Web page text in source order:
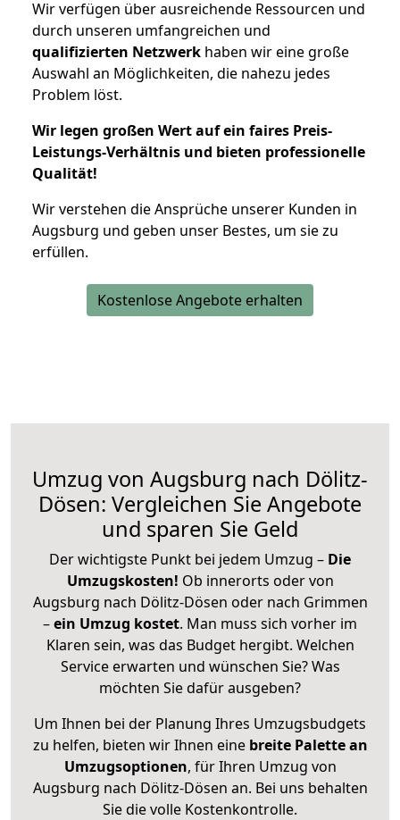
Wir verfügen über ausreichende Ressourcen und
durch unseren umfangreichen und
qualifizierten Netzwerk haben wir eine große
Auswahl an Möglichkeiten, die nahezu jedes
Problem löst.
Wir legen großen Wert auf ein faires Preis-
Leistungs-Verhältnis und bieten professionelle
Qualität!
Wir verstehen die Ansprüche unserer Kunden in
Augsburg und geben unser Bestes, um sie zu
erfüllen.
Kostenlose Angebote erhalten
Umzug von Augsburg nach Dölitz-
Dösen: Vergleichen Sie Angebote
und sparen Sie Geld
Der wichtigste Punkt bei jedem Umzug – Die
Umzugskosten! Ob innerorts oder von
Augsburg nach Dölitz-Dösen oder nach Grimmen
–ein Umzug kostet. Man muss sich vorher im
Klaren sein, was das Budget hergibt. Welchen
Service erwarten und wünschen Sie? Was
möchten Sie dafür ausgeben?
Um Ihnen bei der Planung Ihres Umzugsbudgets
zu helfen, bieten wir Ihnen eine breite Palette an
Umzugsoptionen, für Ihren Umzug von
Augsburg nach Dölitz-Dösen an. Bei uns behalten
Sie die volle Kostenkontrolle.